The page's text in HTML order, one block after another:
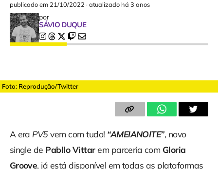
publicado em 21/10/2022 ·atualizado há 3 anos
por
SÁVIO DUQUE
Foto: Reprodução/Twitter
A era PV5vem com tudo! “AMEIANOITE”, novo
single de Pabllo Vittarem parceria com Gloria
Groove, já está disponível em todas as plataformas